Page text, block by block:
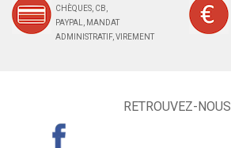
CHÈQUES, CB,
PAYPAL, MANDAT
ADMINISTRATIF, VIREMENT
RETROUVEZ-NOUS